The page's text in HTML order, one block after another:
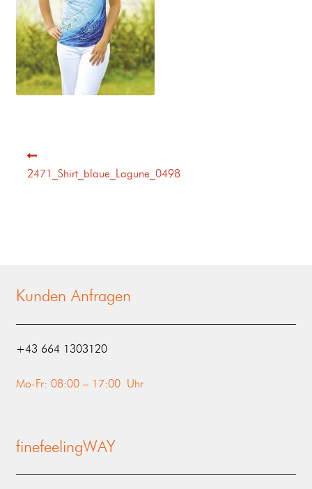
2471_Shirt_blaue_Lagune_0498
Kunden Anfragen
‭+43 664 1303120‬
Mo-Fr: 08:00 – 17:00 Uhr
finefeelingWAY